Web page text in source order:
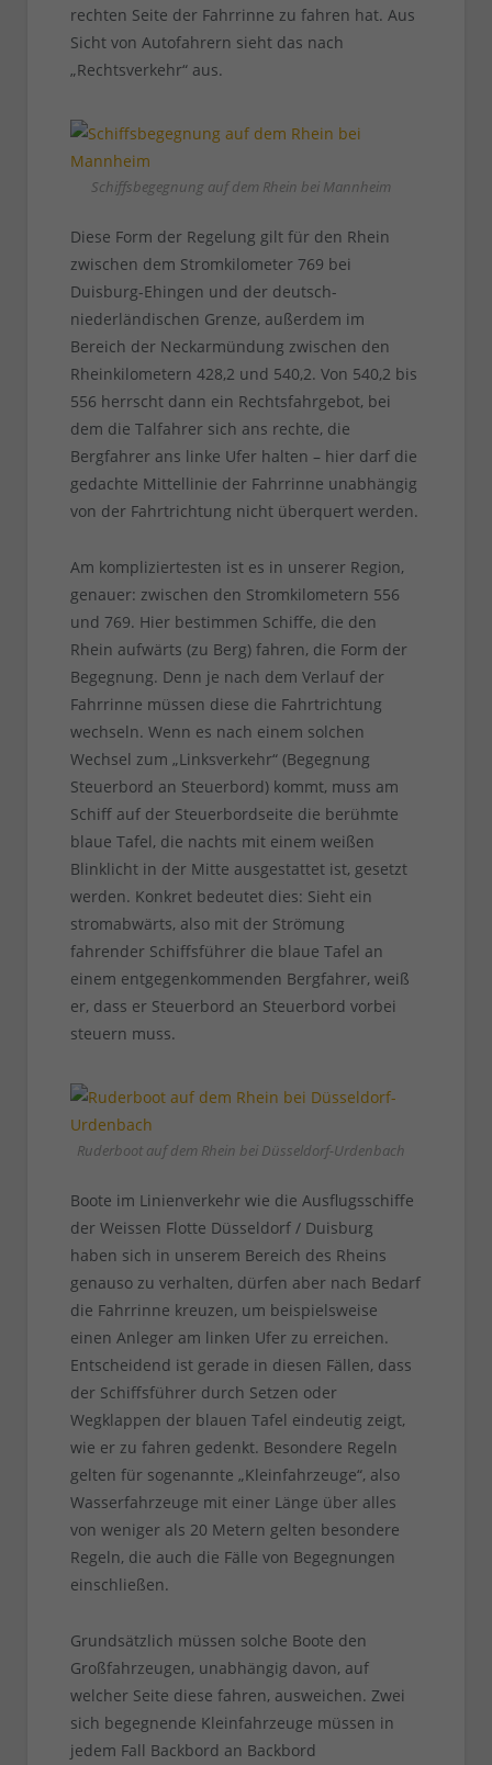
rechten Seite der Fahrrinne zu fahren hat. Aus
Sicht von Autofahrern sieht das nach
„Rechtsverkehr“ aus.
Schiffsbegegnung auf dem Rhein bei Mannheim
Diese Form der Regelung gilt für den Rhein
zwischen dem Stromkilometer 769 bei
Duisburg-Ehingen und der deutsch-
niederländischen Grenze, außerdem im
Bereich der Neckarmündung zwischen den
Rheinkilometern 428,2 und 540,2. Von 540,2 bis
556 herrscht dann ein Rechtsfahrgebot, bei
dem die Talfahrer sich ans rechte, die
Bergfahrer ans linke Ufer halten – hier darf die
gedachte Mittellinie der Fahrrinne unabhängig
von der Fahrtrichtung nicht überquert werden.
Am kompliziertesten ist es in unserer Region,
genauer: zwischen den Stromkilometern 556
und 769. Hier bestimmen Schiffe, die den
Rhein aufwärts (zu Berg) fahren, die Form der
Begegnung. Denn je nach dem Verlauf der
Fahrrinne müssen diese die Fahrtrichtung
wechseln. Wenn es nach einem solchen
Wechsel zum „Linksverkehr“ (Begegnung
Steuerbord an Steuerbord) kommt, muss am
Schiff auf der Steuerbordseite die berühmte
blaue Tafel, die nachts mit einem weißen
Blinklicht in der Mitte ausgestattet ist, gesetzt
werden. Konkret bedeutet dies: Sieht ein
stromabwärts, also mit der Strömung
fahrender Schiffsführer die blaue Tafel an
einem entgegenkommenden Bergfahrer, weiß
er, dass er Steuerbord an Steuerbord vorbei
steuern muss.
Ruderboot auf dem Rhein bei Düsseldorf-Urdenbach
Boote im Linienverkehr wie die Ausflugsschiffe
der Weissen Flotte Düsseldorf / Duisburg
haben sich in unserem Bereich des Rheins
genauso zu verhalten, dürfen aber nach Bedarf
die Fahrrinne kreuzen, um beispielsweise
einen Anleger am linken Ufer zu erreichen.
Entscheidend ist gerade in diesen Fällen, dass
der Schiffsführer durch Setzen oder
Wegklappen der blauen Tafel eindeutig zeigt,
wie er zu fahren gedenkt. Besondere Regeln
gelten für sogenannte „Kleinfahrzeuge“, also
Wasserfahrzeuge mit einer Länge über alles
von weniger als 20 Metern gelten besondere
Regeln, die auch die Fälle von Begegnungen
einschließen.
Grundsätzlich müssen solche Boote den
Großfahrzeugen, unabhängig davon, auf
welcher Seite diese fahren, ausweichen. Zwei
sich begegnende Kleinfahrzeuge müssen in
jedem Fall Backbord an Backbord